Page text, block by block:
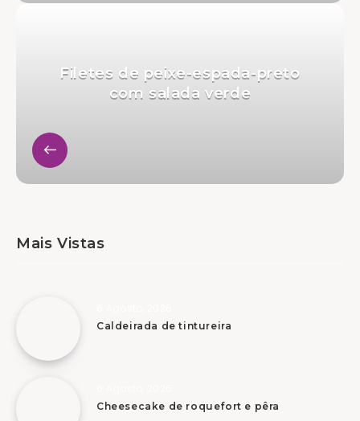
Filetes de peixe-espada-preto
com salada verde
Mais Vistas
Caldeirada de tintureira
Cheesecake de roquefort e pêra